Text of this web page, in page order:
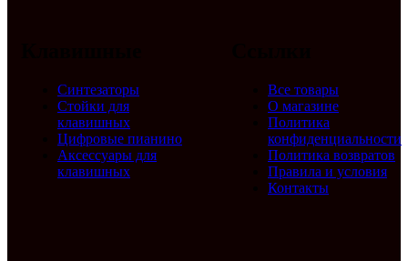
Синтезаторы
Стойки для
клавишных
Цифровые пианино
Аксессуары для
клавишных
Все товары
О магазине
Политика
конфиденциальности
Политика возвратов
Правила и условия
Контакты